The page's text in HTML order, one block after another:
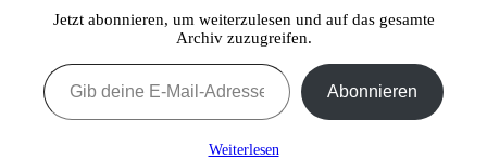
Jetzt abonnieren, um weiterzulesen und auf das gesamte
Archiv zuzugreifen.
Gib deine E-Mail-Adresse ein ...
Abonnieren
Weiterlesen